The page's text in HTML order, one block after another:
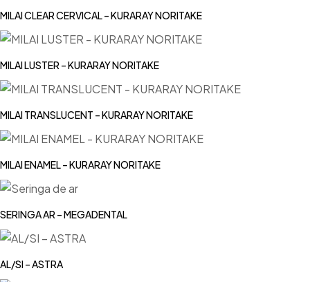
MILAI CLEAR CERVICAL – KURARAY NORITAKE
MILAI LUSTER – KURARAY NORITAKE
MILAI TRANSLUCENT – KURARAY NORITAKE
MILAI ENAMEL – KURARAY NORITAKE
SERINGA AR – MEGADENTAL
AL/SI – ASTRA